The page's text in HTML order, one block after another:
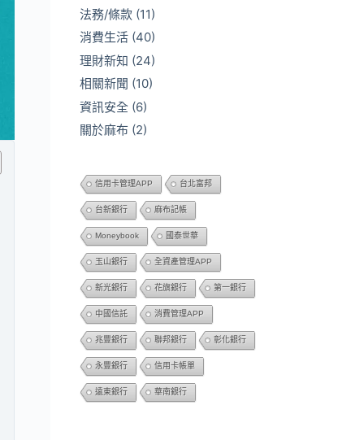
法務/條款 (11)
消費生活 (40)
理財新知 (24)
相關新聞 (10)
資訊安全 (6)
關於麻布 (2)
信用卡管理APP 台北富邦
台新銀行 麻布記帳
Moneybook 國泰世華
玉山銀行 全資產管理APP
新光銀行 花旗銀行 第一銀行
中國信託 消費管理APP
兆豐銀行 聯邦銀行 彰化銀行
永豐銀行 信用卡帳單
遠東銀行 華南銀行